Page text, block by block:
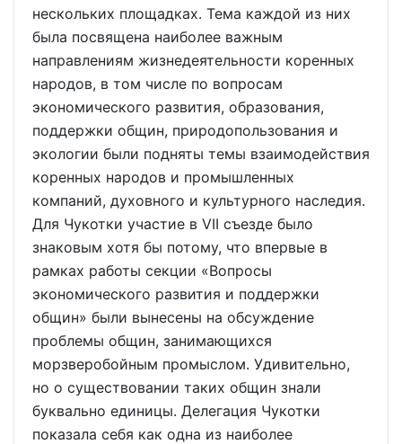
нескольких площадках. Тема каждой из них
была посвящена наиболее важным
направлениям жизнедеятельности коренных
народов, в том числе по вопросам
экономического развития, образования,
поддержки общин, природопользования и
экологии были подняты темы взаимодействия
коренных народов и промышленных
компаний, духовного и культурного наследия.
Для Чукотки участие в VII съезде было
знаковым хотя бы потому, что впервые в
рамках работы секции «Вопросы
экономического развития и поддержки
общин» были вынесены на обсуждение
проблемы общин, занимающихся
морзверобойным промыслом. Удивительно,
но о существовании таких общин знали
буквально единицы. Делегация Чукотки
показала себя как одна из наиболее